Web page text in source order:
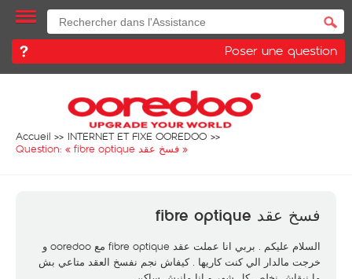
Poser une question
Accueil
INTERNET ET FIXE OOREDOO
Question: «
فسخ عقد fibre optique »
فسخ عقد fibre optique
السلام عليكم . بربي انا عملت عقد fibre optique مع ooredoo و
خرجت مالدار الي كنت كاريها . كيفاش نجم نفسخ العقد متاعي بش